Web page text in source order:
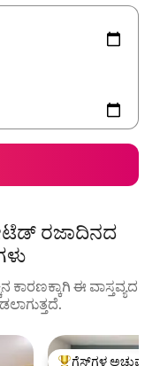
ರಜಾದಿನದ
ಕಾರಣಕ್ಕಾಗಿ ಈ ವಾಸ್ತವ್ಯದ
ಗೆಸ್ಟ್‌ಗಳ